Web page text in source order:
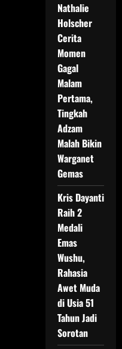
Nathalie
Holscher
Cerita
Momen
Gagal
Malam
Pertama,
Tingkah
Adzam
Malah Bikin
Warganet
Gemas
Kris Dayanti
Raih 2
Medali
Emas
Wushu,
Rahasia
Awet Muda
di Usia 51
Tahun Jadi
Sorotan